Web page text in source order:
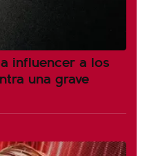
influencer a los
una grave